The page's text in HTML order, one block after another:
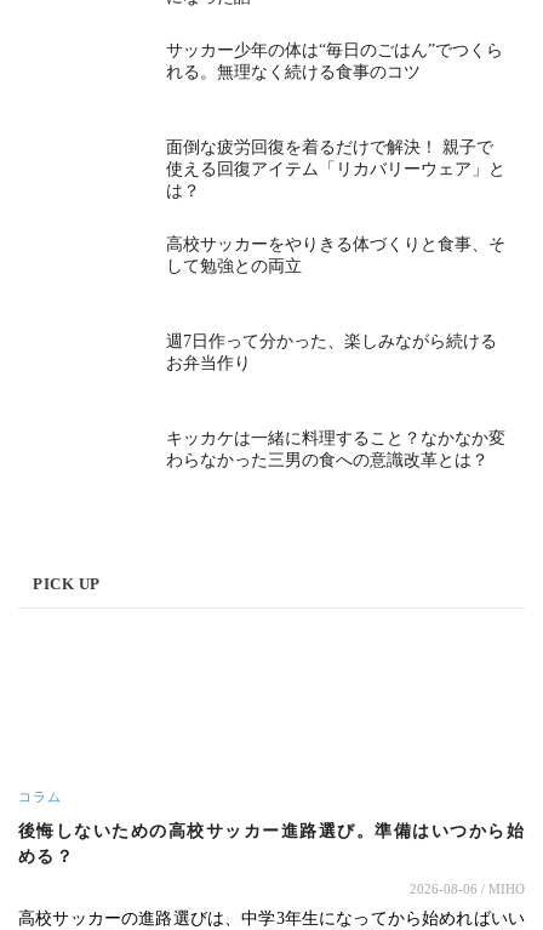
サッカー少年の体は“毎日のごはん”でつくら
れる。無理なく続ける食事のコツ
面倒な疲労回復を着るだけで解決！ 親子で
使える回復アイテム「リカバリーウェア」と
は？
高校サッカーをやりきる体づくりと食事、そ
して勉強との両立
週7日作って分かった、楽しみながら続ける
お弁当作り
キッカケは一緒に料理すること？なかなか変
わらなかった三男の食への意識改革とは？
PICK UP
コラム
後悔しないための高校サッカー進路選び。準備はいつから始
める？
2026-08-06 / MIHO
高校サッカーの進路選びは、中学3年生になってから始めればいい